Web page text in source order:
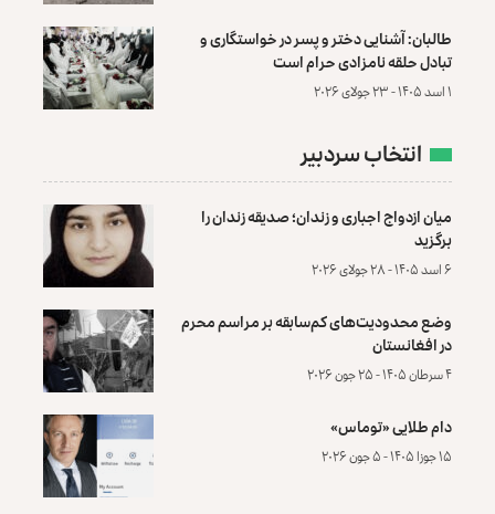
طالبان: آشنایی دختر و پسر در خواستگاری و
تبادل حلقه نامزادی حرام است
۱ اسد ۱۴۰۵ - ۲۳ جولای ۲۰۲۶
انتخاب سردبیر
میان ازدواج اجباری و زندان؛ صدیقه زندان را
برگزید
۶ اسد ۱۴۰۵ - ۲۸ جولای ۲۰۲۶
وضع محدودیت‌های کم‌سابقه بر مراسم محرم
در افغانستان
۴ سرطان ۱۴۰۵ - ۲۵ جون ۲۰۲۶
دام طلایی «توماس»
۱۵ جوزا ۱۴۰۵ - ۵ جون ۲۰۲۶